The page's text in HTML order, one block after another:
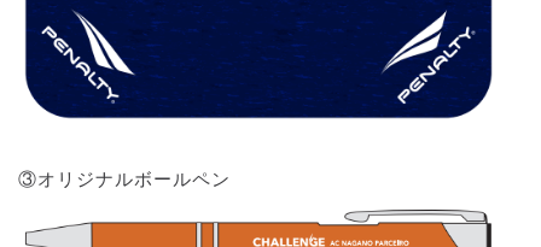
③オリジナルボールペン